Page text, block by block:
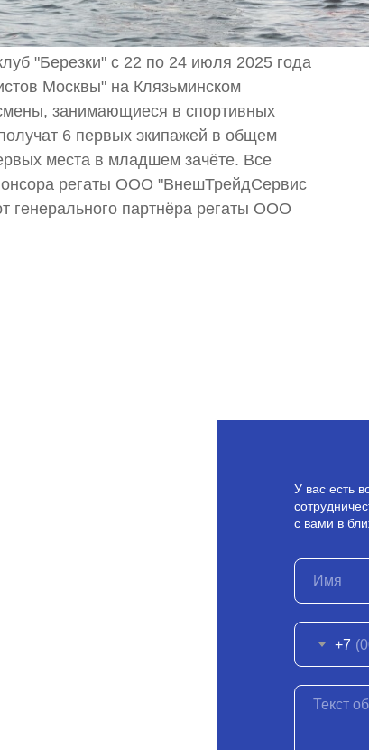
"Березки" с 22 по 24 июля 2025 года
Москвы" на Клязьминском
занимающиеся в спортивных
6 первых экипажей в общем
места в младшем зачёте. Все
регаты ООО "ВнешТрейдСервис
генерального партнёра регаты ООО
+7
У вас есть
с вами в